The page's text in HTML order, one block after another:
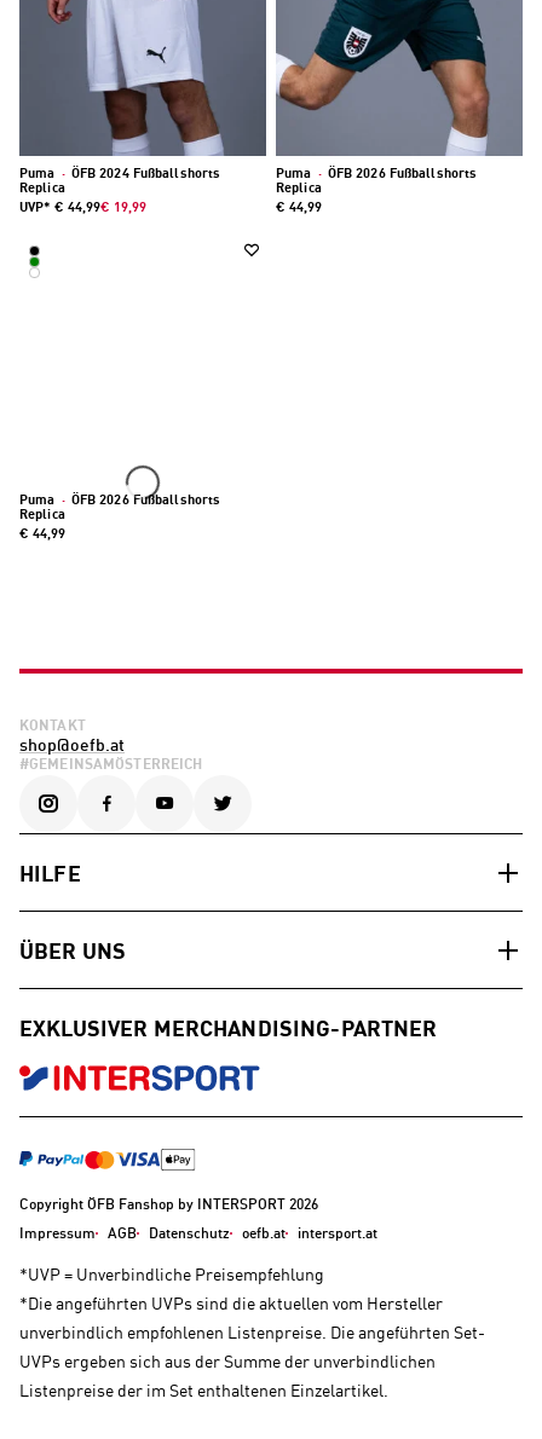
Puma · ÖFB 2024 Fußballshorts
Replica
UVP* € 44,99€ 19,99
Puma · ÖFB 2026 Fußballshorts
Replica
€ 44,99
Puma · ÖFB 2026 Fußballshorts
Replica
€ 44,99
KONTAKT
shop@oefb.at
#GEMEINSAMÖSTERREICH
HILFE
ÜBER UNS
EXKLUSIVER MERCHANDISING-PARTNER
Copyright ÖFB Fanshop by INTERSPORT 2026
Impressum
AGB Datenschutz oefb.at intersport.at
*UVP = Unverbindliche Preisempfehlung
*Die angeführten UVPs sind die aktuellen vom Hersteller
unverbindlich empfohlenen Listenpreise. Die angeführten Set-
UVPs ergeben sich aus der Summe der unverbindlichen
Listenpreise der im Set enthaltenen Einzelartikel.